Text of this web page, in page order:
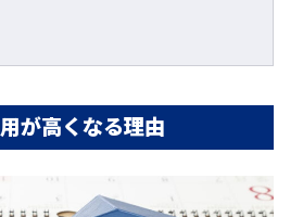
が高くなる理由